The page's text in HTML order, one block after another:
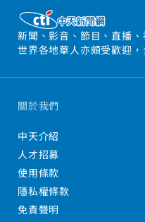
新聞、影音、節目、直播
世界各地華人亦頗受歡迎
關於我們
中天介紹
人才招募
使用條款
隱私權條款
免責聲明